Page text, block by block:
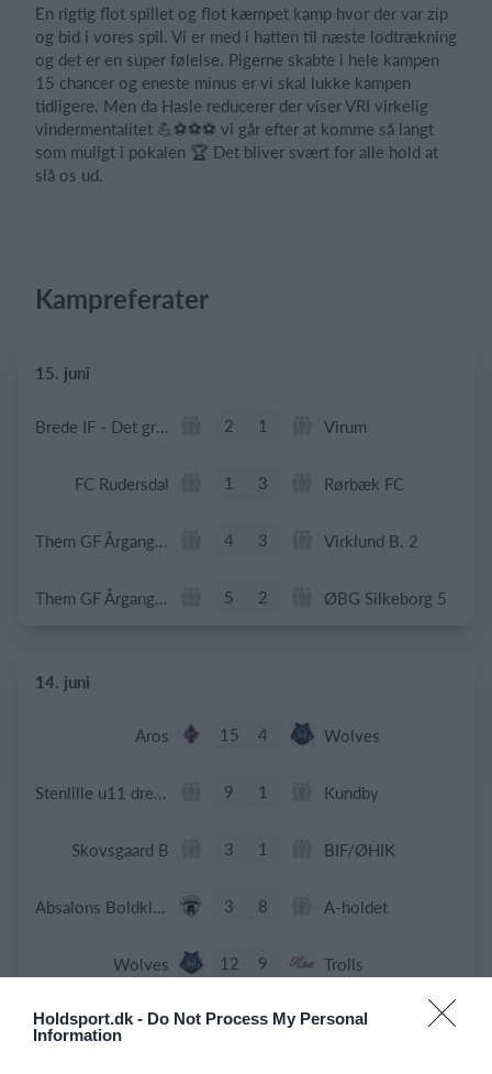
Holdsport.dk - Do Not Process My Personal
Information
En rigtig flot spillet og flot kæmpet kamp hvor der var zip
og bid i vores spil. Vi er med i hatten til næste lodtrækning
og det er en super følelse. Pigerne skabte i hele kampen
15 chancer og eneste minus er vi skal lukke kampen
tidligere. Men da Hasle reducerer der viser VRI virkelig
vindermentalitet 💪⚽️⚽️⚽️ vi går efter at komme så langt
som muligt i pokalen 🏆 Det bliver svært for alle hold at
slå os ud.
Kampreferater
15. juni
Brede IF - Det grå guld 2 1 Virum
FC Rudersdal 1 3 Rørbæk FC
Them GF Årgang 2017 4 3 Virklund B. 2
Them GF Årgang 2017 5 2 ØBG Silkeborg 5
14. juni
Aros 15 4 Wolves
Stenlille u11 drenge 9 1 Kundby
Skovsgaard B 3 1 BIF/ØHIK
Absalons Boldklub af 2012 3 8 A-holdet
Wolves 12 9 Trolls
U15 piger 0 0 Stævne Beach håndbold - Ishøj